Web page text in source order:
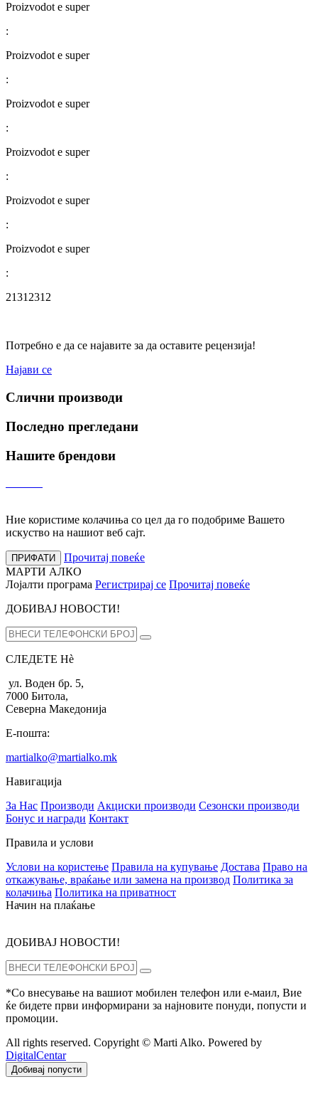
Proizvodot e super
:
Proizvodot e super
:
Proizvodot e super
:
Proizvodot e super
:
Proizvodot e super
:
Proizvodot e super
:
21312312
Потребно е да се најавите за да оставите рецензија!
Најави се
Слични производи
Последно прегледани
Нашите брендови
Ние користиме колачиња со цел да го подобриме Вашето
искуство на нашиот веб сајт.
ПРИФАТИ
Прочитај повеќе
МАРТИ АЛКО
Лојалти програма Регистрирај се Прочитај повеќе
ДОБИВАЈ НОВОСТИ!
СЛЕДЕТЕ Нѐ
ул. Воден бр. 5,
7000 Битола,
Северна Македонија
Е-пошта:
martialko@martialko.mk
Навигација
За Нас Производи Акциски производи Сезонски производи
Бонус и награди Контакт
Правила и услови
Услови на користење Правила на купување Достава Право на
откажување, враќање или замена на производ Политика за
колачиња Политика на приватност
Начин на плаќање
ДОБИВАЈ НОВОСТИ!
*Со внесување на вашиот мобилен телефон или е-маил, Вие
ќе бидете први информирани за најновите понуди, попусти и
промоции.
All rights reserved. Copyright © Marti Alko. Powered by
DigitalCentar
Добивај попусти